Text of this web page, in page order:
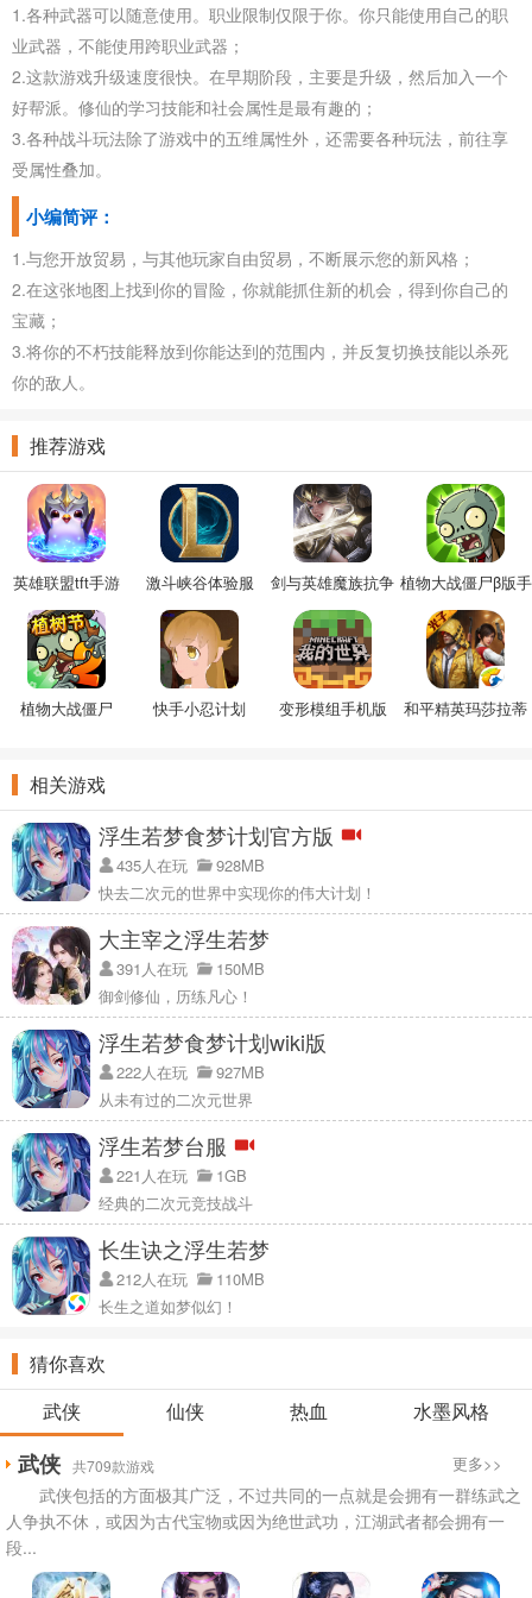
1.各种武器可以随意使用。职业限制仅限于你。你只能使用自己的职
业武器，不能使用跨职业武器；
2.这款游戏升级速度很快。在早期阶段，主要是升级，然后加入一个
好帮派。修仙的学习技能和社会属性是最有趣的；
3.各种战斗玩法除了游戏中的五维属性外，还需要各种玩法，前往享
受属性叠加。
小编简评：
1.与您开放贸易，与其他玩家自由贸易，不断展示您的新风格；
2.在这张地图上找到你的冒险，你就能抓住新的机会，得到你自己的
宝藏；
3.将你的不朽技能释放到你能达到的范围内，并反复切换技能以杀死
你的敌人。
推荐游戏
英雄联盟tft手游 激斗峡谷体验服
剑与英雄魔族抗争
手游
植物大战僵尸β版手
机版
植物大战僵尸
快手小忍计划 变形模组手机版
和平精英玛莎拉蒂
相关游戏
浮生若梦食梦计划官方版
435人在玩
928MB
快去二次元的世界中实现你的伟大计划！
大主宰之浮生若梦
391人在玩
150MB
御剑修仙，历练凡心！
浮生若梦食梦计划wiki版
222人在玩
927MB
从未有过的二次元世界
浮生若梦台服
221人在玩
1GB
经典的二次元竞技战斗
长生诀之浮生若梦
212人在玩
110MB
长生之道如梦似幻！
猜你喜欢
武侠
仙侠 热血 水墨风格
武侠 共709款游戏 更多>>
武侠包括的方面极其广泛，不过共同的一点就是会拥有一群练武之
人争执不休，或因为古代宝物或因为绝世武功，江湖武者都会拥有一
段...